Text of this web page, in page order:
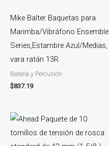
Mike Balter Baquetas para
Marimba/Vibráfono Ensemble
Series,Estambre Azul/Medias,
vara ratán 13R
Batería y Percusión
$837.19